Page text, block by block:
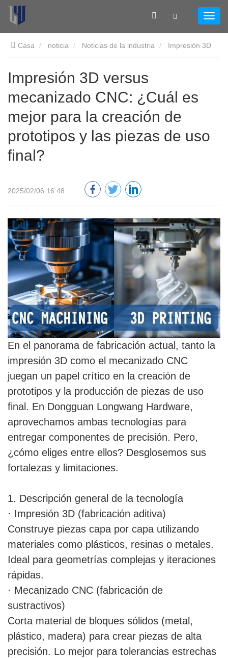
Casa noticia Noticias de la industria
versus mecanizado CNC: ¿Cuál es mejor para la creación de
prototipos y las piezas de uso final?
Impresión 3D versus
mecanizado CNC: ¿Cuál es
mejor para la creación de
prototipos y las piezas de uso
final?
2025/02/06 16:48
En el panorama de fabricación actual, tanto la
impresión 3D como el mecanizado CNC
juegan un papel crítico en la creación de
prototipos y la producción de piezas de uso
final. En Dongguan Longwang Hardware,
aprovechamos ambas tecnologías para
entregar componentes de precisión. Pero,
¿cómo eliges entre ellos? Desglosemos sus
fortalezas y limitaciones.
1. Descripción general de la tecnología
· Impresión 3D (fabricación aditiva)
Construye piezas capa por capa utilizando
materiales como plásticos, resinas o metales.
Ideal para geometrías complejas y iteraciones
rápidas.
· Mecanizado CNC (fabricación de
sustractivos)
Corta material de bloques sólidos (metal,
plástico, madera) para crear piezas de alta
precisión. Lo mejor para tolerancias estrechas